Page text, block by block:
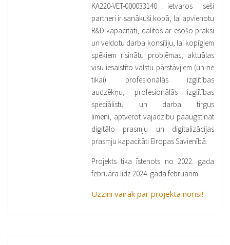
KA220-VET-000033140 ietvaros seši
partneri ir sanākuši kopā, lai apvienotu
R&D kapacitāti, dalītos ar esošo praksi
un veidotu darba konsīliju, lai kopīgiem
spēkiem risinātu problēmas, aktuālas
visu iesaistīto valstu pārstāvjiem (un ne
tikai) profesionālās izglītības
audzēkņu, profesionālās izglītības
speciālistu un darba tirgus
līmenī, aptverot vajadzību paaugstināt
digitālo prasmju un digitalizācijas
prasmju kapacitāti Eiropas Savienībā.
Projekts tika īstenots no 2022. gada
februāra līdz 2024. gada februārim.
Uzzini vairāk par projekta norisi!